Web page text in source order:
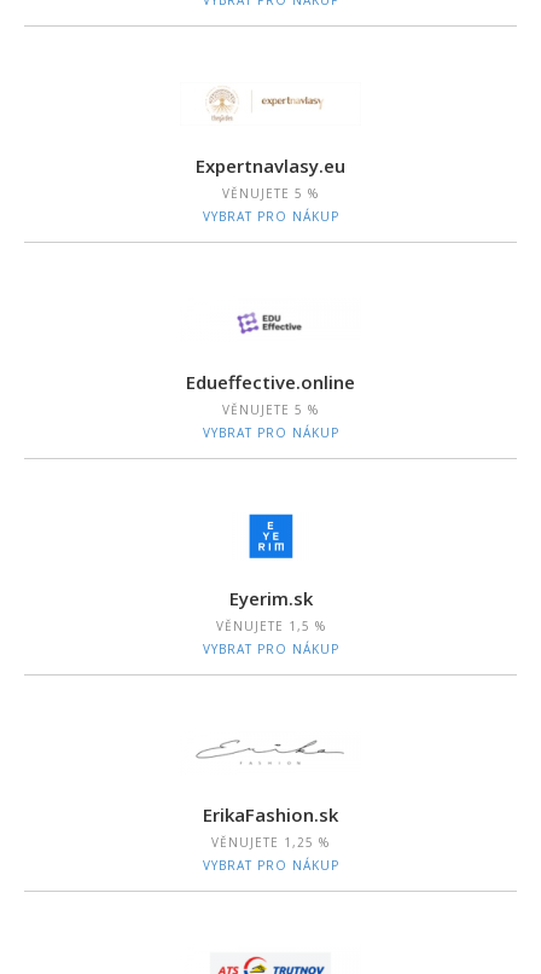
Expertnavlasy.eu
VĚNUJETE 5 %
VYBRAT PRO NÁKUP
Edueffective.online
VĚNUJETE 5 %
VYBRAT PRO NÁKUP
Eyerim.sk
VĚNUJETE 1,5 %
VYBRAT PRO NÁKUP
ErikaFashion.sk
VĚNUJETE 1,25 %
VYBRAT PRO NÁKUP